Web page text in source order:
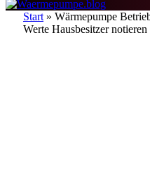
Start » Wärmepumpe
Werte Hausbesitzer notieren